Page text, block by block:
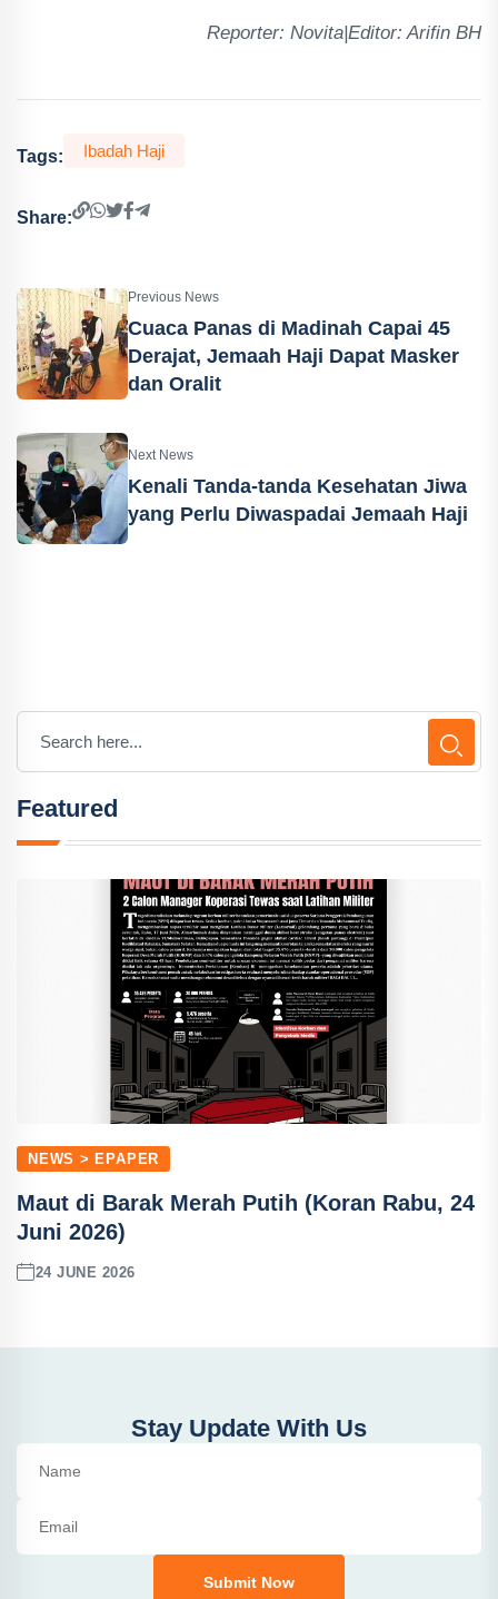
Reporter: Novita|Editor: Arifin BH
Tags: Ibadah Haji
Share:
Previous News
Cuaca Panas di Madinah Capai 45
Derajat, Jemaah Haji Dapat Masker
dan Oralit
Next News
Kenali Tanda-tanda Kesehatan Jiwa
yang Perlu Diwaspadai Jemaah Haji
Featured
NEWS > EPAPER
Maut di Barak Merah Putih (Koran Rabu, 24
Juni 2026)
24 JUNE 2026
Stay Update With Us
Submit Now